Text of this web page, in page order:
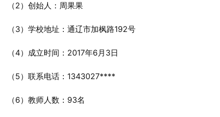
（2）创始人：周果果
（3）学校地址：通辽市加枫路192号
（4）成立时间：2017年6月3日
（5）联系电话：1343027****
（6）教师人数：93名